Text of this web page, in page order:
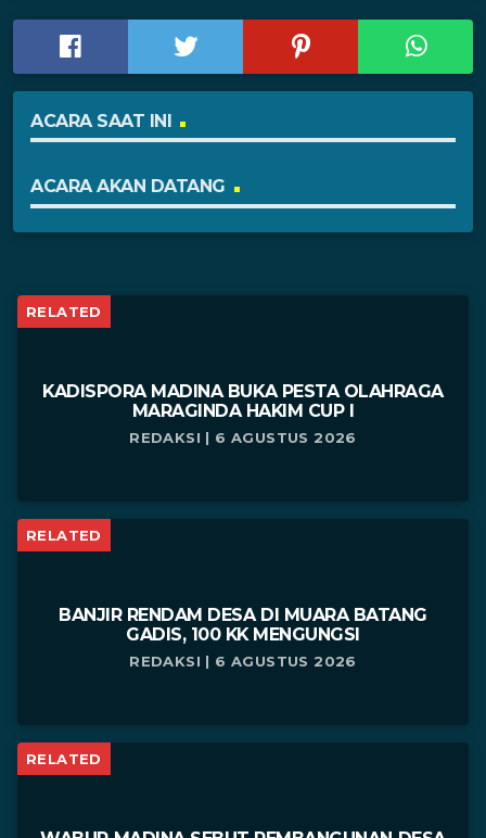
ACARA SAAT INI
ACARA AKAN DATANG
RELATED
KADISPORA MADINA BUKA PESTA OLAHRAGA
MARAGINDA HAKIM CUP I
REDAKSI | 6 AGUSTUS 2026
RELATED
BANJIR RENDAM DESA DI MUARA BATANG
GADIS, 100 KK MENGUNGSI
REDAKSI | 6 AGUSTUS 2026
RELATED